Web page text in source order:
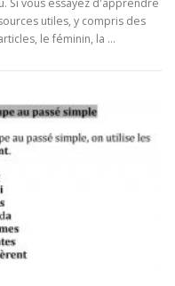
utiles, y compris des
le féminin, la …